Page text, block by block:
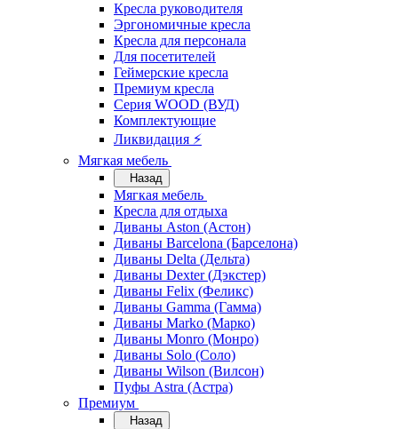
Кресла руководителя
Эргономичные кресла
Кресла для персонала
Для посетителей
Геймерские кресла
Премиум кресла
Серия WOOD (ВУД)
Комплектующие
Ликвидация ⚡
Мягкая мебель
Назад
Мягкая мебель
Кресла для отдыха
Диваны Aston (Астон)
Диваны Barcelona (Барселона)
Диваны Delta (Дельта)
Диваны Dexter (Дэкстер)
Диваны Felix (Феликс)
Диваны Gamma (Гамма)
Диваны Marko (Марко)
Диваны Monro (Монро)
Диваны Solo (Соло)
Диваны Wilson (Вилсон)
Пуфы Astra (Астра)
Премиум
Назад